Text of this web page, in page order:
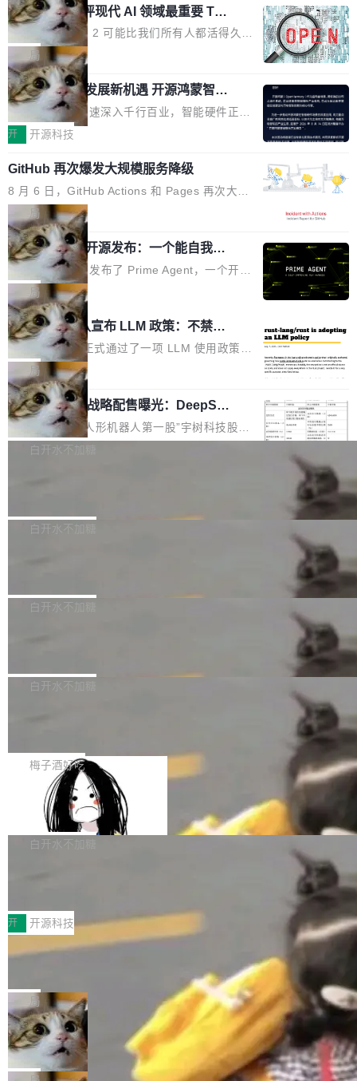
功率段机身尺寸十分紧凑的1600W电源产品。小
巧机身有效提升市面主流标准A...
业化营销服务的需求从未如此迫切。 但市场扩容
的同时,服务商的竞争逻辑正在改变。2026年Top
Agency年度合辑的观察指出,“产品”这个离消费
者最近的载体,在整个品牌营销层面的权重显著变
高了。全域营销服务商的竞争正在从规模转向深
度,案例厚度、全域覆盖、多线协同...
n 这条推文引发了广泛讨论。他不是在说风凉
话，他是说出了一个圈内人尽皆知但很少公开捅
破的事实。 Jordan 随后补充了一句软化声明：
「我不认为这些会议上大部分论文都在过度宣传
或造假。问题是，作为读者，如果你筛选出那些
看起来最令人兴奋的论文，那它们大部分都是过
度宣传的。」 这才是真正的痛点。不是所有论文
都有问题，是最吸引眼球的那批论文最有问题。
他引用的帖子来自 Mathew Shen，一位 ICLR 2
026 的读者：「看了篇 ...
xAI 前工程师评现代 AI 领域最重要 Top
3 开源项目
Flash Attention 2 可能比我们所有人都活得久。
这句话不是来自某个技术博客，而是出自 Hieu
Pham 的一条推文。Hieu Pham 是谁？他是 xAI
的早期工程师之一，在 Grok 训练基础设施团队
工作过。近日他在 X 上发了一条帖子，列出了他
认为现代 AI 领域最重要的三个开源项目。 第一
理由很具体。FA 系列不需要解释，但 FA2 是他
认为最重要的一个——复杂度恰到好处，刚好能
驱动你去学 CuTe，但还没被那些"邪恶的" Hopp
er++ 优化所淹没，足够容易修改和适配。 更关
键的是 FA2 的持久性...
局
共商智能硬件发展新机遇 开源鸿蒙智能
硬件开发者日杭州站即将举行
随着万物智联加速深入千行百业，智能硬件正从
单点设备迈向智能化、网联化、协同化发展。作
鸿蒙通过统一技术底座和分布式能力，为不同类
型智能设备的开发、连接与互联提供关键支撑，
也为产业链企业探索产品创新与商业增长打开新
的空间。 8月14日，开源鸿蒙智能硬件开发者日
（OHDD：OpenHarmony Hardware Develope
r Day）将在杭州启航。活动面向智能硬件产业
链企业和开发者，邀请行业专家与资深技术顾
问，围绕开源鸿蒙技术能力、设备适配、芯片适
配、功耗与稳定性调优、兼容性测评及统一互联
等内容展开系统讲解和实战交流，帮助企业进一
步了解开源鸿蒙在智能...
开 开源科技
GitHub 再次爆发大规模服务降级
8 月 6 日，GitHub Actions 和 Pages 再次大规
模服务降级，Actions 完全不可用超过 5 小时，
webhook 停发，连自托管 runner 也因调度层故
障无法工作。Pages、Copilot code review、C
opilot coding agent 全部受影响。从检测到完全
恢复，大约 12 小时。 这是 2026 年 8 月的第六
起事故，其中四起与 AI/Copilot 服务相关。 Git
Hub 员工 kdaigle 在 HN 讨论中贴出了一组数
据：2025 年全年 10 亿次 commit。现在，每周
2.75 亿次，全年预计 140 亿次。GitHub...
局
Prime Agent 开源发布：一个能自我改
进的编程 Agent，ARC-AGI 3 超越人类
专家基线
Prime Intellect 发布了 Prime Agent，一个开源
的编程 Agent Harness，核心设计围绕两个抽
象：Recursive Language Model（RLM）和 C
ontinual Harness。在 ARC-AGI 3 基准测试
上，Prime Agent + Opus 5 的组合达到了 95.
5% RHAE Best@1，超过了 ARC 报告的人类专
家基线 95.4%。 不是又一个 coding agent 包装
器 Prime Agent 的架构和市面上大多数 coding
agent 有本质区别。大多数 agent harness 的设
计是基于早期模型的能力—...
局
Rust 项目团队宣布 LLM 政策：不禁
止，但你要承认哪些代码不是你写的
Rust 语言项目正式通过了一项 LLM 使用政策，
覆盖 rust-lang/rust 单一仓库的代码贡献。这不
是项目级别的官方立场，目前由五个团队采纳，
但它可能是主流开源项目中关于 AI 辅助贡献最
细致的一份规则。 政策的核心只有一句话：LLM
可以用来分析、提炼、审阅、建议，但不能用来
不得生成涉及安全性的关键变更，除非作者本身
局
宇树科技 IPO 战略配售曝光：DeepSe
ek 获配 93.3 万股，锁定 36 个月
8月6日晚间，“人形机器人第一股”宇树科技股份
有限公司披露IPO发行价格及战略配售结果，杭
36个月。 公告显示，本次宇树科技战略配售对
员工参与设立的专项资产管理计划。其中，Dee
获配9...
白开水不加糖
Bug fixes and enhancements 修复多次传递同
一个回归问题，该问题导致拉取镜像时会拒绝包
题，该问题可能导致在旧版 Linux 内核...
白开水不加糖
e 孵化器项目管理委员会（IPMC）投票中获得
P）！这一里程碑不仅标志着 Fluss 迈入新的发
白开水不加糖
长期停止内容更新，未能实现其作为“AI版维基百
提交的编辑请求也长期处于待处理状态。 Groki
pedia 于去年底上线，定位为由人工智能生成内
容的百科平台，被马斯克视为传统众包百科网站
维基百科的替代方案。Lawfare 调查发现，无论
热门页面还是低关注度页面，均未出现近期更
白开水不加糖
是这样的：配 MessageSource 的 Bean、写 R
eloadableResourceBundleMessageSource、
声明 LocaleResolver、注册 LocaleChangeInt
erceptor…五六步之后才能看到第一行翻译文
本。 Solon 换了个方式。整个 i18n 模块围绕三
梅子酒好吃
Apache Doris 4.1 全面增强 Iceberg：
支持 UPDATE、MERGE INTO 与 Iceb
erg V3
Apache Doris 4.1 要补齐的，正是缺失的那一
半。在已有查询能力的基础上，Doris 进一步支
常维护操作，并完整支持 Iceberg V3 格式。
白开水不加糖
村国家自主创新示范区会议中心开幕。本届大会
由中关村智联软件服务业质量创新联盟主办，以
“智构可信·质创未来——AI原生时代的质量新范
式”为主题，直面AI从实验室走向规模化产业落地
的核心质量命题。会上，《2026智能研发生产力
工具选型手册》发布，Testin云测的Testin XAge
nt智能测试系统入选AI测试领域代表产品。对CI
O而言，这提示了一个转变：AI测试正在从效率
工具升级为企业的质量基础设施。 CIO面对的新
开 开源科技
让非法状态不可表示：一篇关于 ADT
有一种东西，一旦用过就回不去了。Alex Fedos
eev 管它叫"软件设计的基石"。 他说的东西不新
鲜——代数数据类型（ADT），尤其是和类型
（sum type）。但他说清楚了一件事：这不是类
型系统的学术体操，是日常编码的思维方式。 文
章从一个简单的例子切入。一个网站的深色主题
局
Cloudflare 开源内部企业 AI 平台 Clou
dflare OS
Cloudflare 发布了一个开源项目 Cloudflare O
S。如果你只看官方博客，你会觉得这是又一